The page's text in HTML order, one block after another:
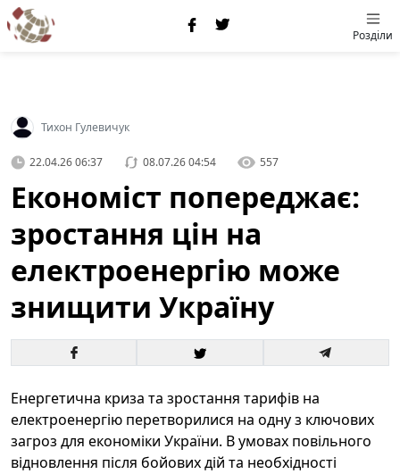
Розділи
Тихон Гулевичук
22.04.26 06:37 08.07.26 04:54 557
Економіст попереджає:
зростання цін на
електроенергію може
знищити Україну
Енергетична криза та зростання тарифів на
електроенергію перетворилися на одну з ключових
загроз для економіки України. В умовах повільного
відновлення після бойових дій та необхідності